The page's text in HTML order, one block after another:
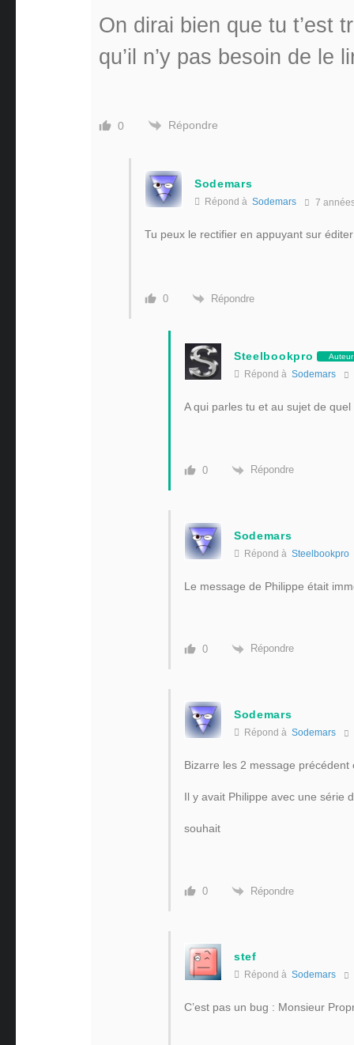
On dirai bien que tu t’est
qu’il n’y pas besoin de le
0 Répondre
Sodemars
Répond à Sodemars 7
Tu peux le rectifier en appuyant sur éditer
0 Répondre
Steelbookpro Auteur
Répond à Sodemars
A qui parles tu et au sujet de quel
0 Répondre
Sodemars
Répond à Steelbookpro
Le message de Philippe était
0 Répondre
Sodemars
Répond à Sodemars
Bizarre les 2 message
Il y avait Philippe avec une série
souhait
0 Répondre
stef
Répond à Sodemars
C’est pas un bug : Monsieur